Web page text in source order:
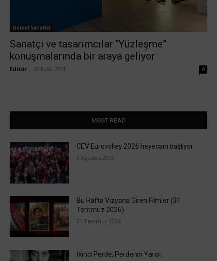
Görsel Sanatlar
Sanatçı ve tasarımcılar “Yüzleşme”
konuşmalarında bir araya geliyor
Editör 28 Eylül 2021 0
MOST READ
CEV Eurovolley 2026 heyecanı başlıyor
3 Ağustos 2026
Bu Hafta Vizyona Giren Filmler (31
Temmuz 2026)
31 Temmuz 2026
İkinci Perde, Perdenin Yarısı